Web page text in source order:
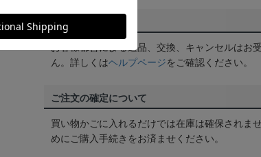
返品・交換について
お客様都合による返品、交換、キャンセルはお
ん。詳しくはヘルプページをご確認ください。
ご注文の確定について
買い物かごに入れるだけでは在庫は確保されま
めにご購入手続きをお済ませください。